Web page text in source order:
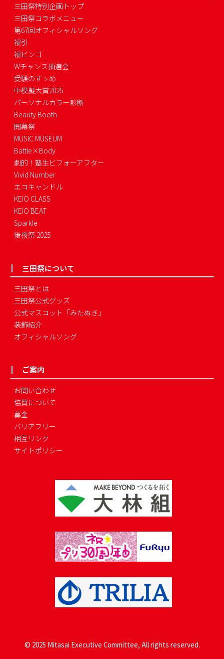
三田祭特別企画トップ
三田祭コラボメニュー
第67回オフィシャルソング
福引
福ビンゴ
Wチャンス抽選会
受験のすゝめ
中模擬大賞2025
パーソナルカラー診断
Beauty Booth
開幕祭
MUSIC MUSEUM
Battle×Body
劇的！塾生ビフォーアフター
Vivid Number
エコキャンドル
KEIO CLASS
KEIO BEAT
Sparkle
後夜祭 2025
三田祭について
三田祭とは
三田祭公式グッズ
公式マスコット「みたぬき」
装飾紹介
オフィシャルソング
ご案内
お問い合わせ
協賛について
募金
バリアフリー
相互リンク
サイトポリシー
© 2025 Mitasai Executive Committee, All rights reserved.